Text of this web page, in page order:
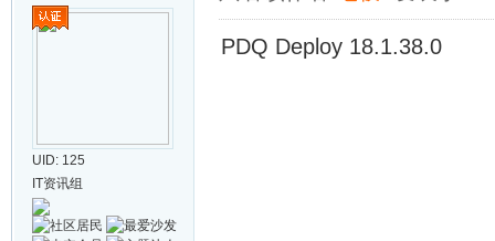
UID: 125
IT资讯组
PDQ Deploy 18.1.38.0